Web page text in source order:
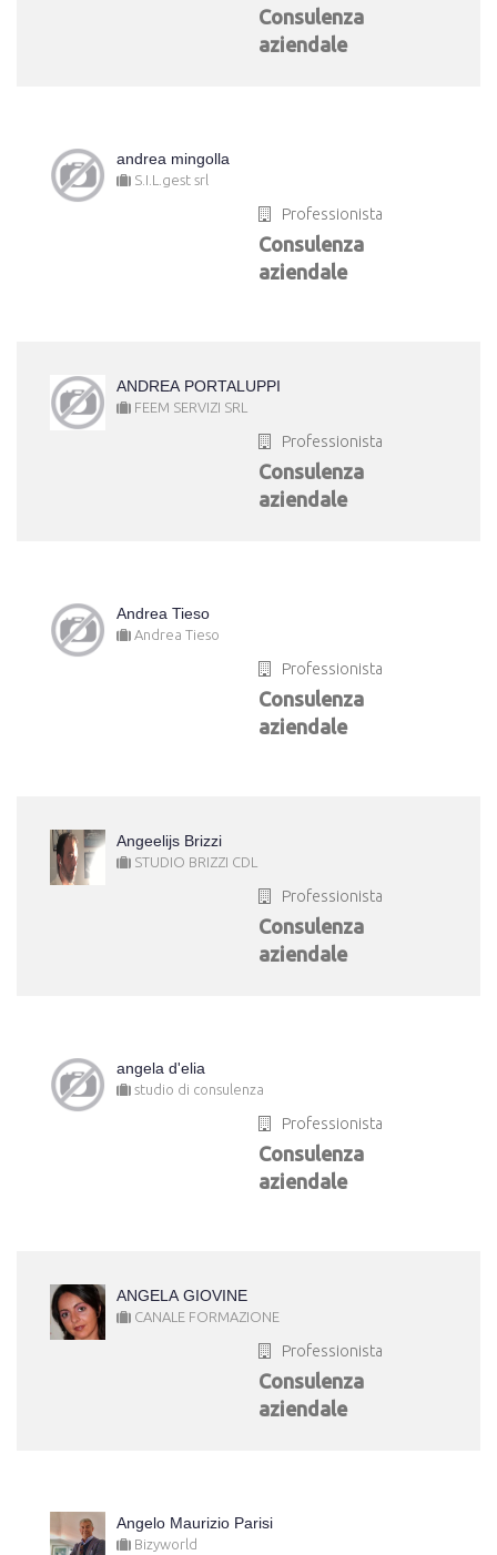
Consulenza
aziendale
andrea mingolla
S.I.L.gest srl
Professionista
Consulenza
aziendale
ANDREA PORTALUPPI
FEEM SERVIZI SRL
Professionista
Consulenza
aziendale
Andrea Tieso
Andrea Tieso
Professionista
Consulenza
aziendale
Angeelijs Brizzi
STUDIO BRIZZI CDL
Professionista
Consulenza
aziendale
angela d'elia
studio di consulenza
Professionista
Consulenza
aziendale
ANGELA GIOVINE
CANALE FORMAZIONE
Professionista
Consulenza
aziendale
Angelo Maurizio Parisi
Bizyworld